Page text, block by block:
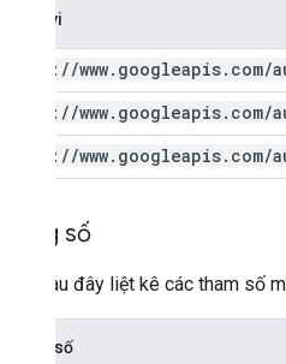
Phạm vi
https: //www. googleapis. com/
https: //www. googleapis. com/
https: //www. googleapis. com/
Thông số
Bảng sau đây liệt kê các tham số
Thông số